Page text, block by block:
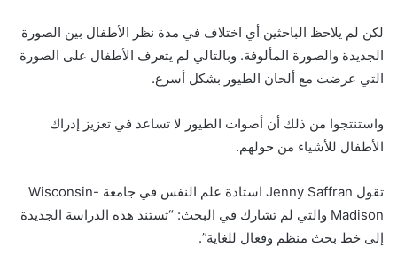
لكن لم يلاحظ الباحثين أي اختلاف في مدة نظر الأطفال بين الصورة
الجديدة والصورة المألوفة. وبالتالي لم يتعرف الأطفال على الصورة
التي عرضت مع ألحان الطيور بشكل أسرع.
واستنتجوا من ذلك أن أصوات الطيور لا تساعد في تعزيز إدراك
الأطفال للأشياء من حولهم.
تقول Jenny Saffran استاذة علم النفس في جامعة Wisconsin-
Madison والتي لم تشارك في البحث: “تستند هذه الدراسة الجديدة
إلى خط بحث منظم وفعال للغاية”.